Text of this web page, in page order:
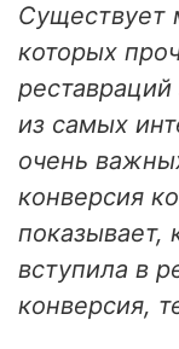
Cуществует
которых
из самых
очень
конверсия
показывает,
вступила в
конверсия,